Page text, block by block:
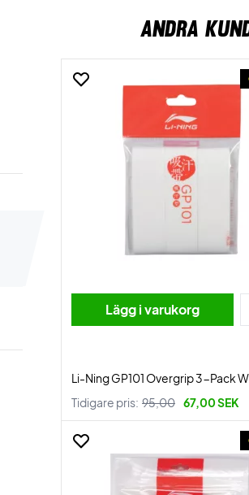
ANDRA
Lägg i varukorg
Li-Ning GP101 Overgrip 3-Pack
Tidigare pris: 95,00 67,00 SEK